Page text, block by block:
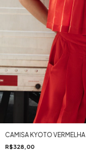
CAMISA KYOTO VERMELHA
R$328,00